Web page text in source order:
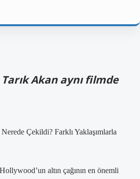
Akan aynı filmde
Çekildi? Farklı Yaklaşımlarla
altın çağının en önemli